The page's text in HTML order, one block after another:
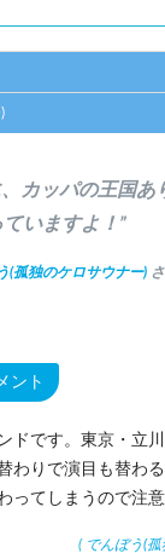
、カッパの王国あ
いますよ！”
(孤独のケロサウナー)
ント
ドです。東京・立
わりで演目も替わ
ってしまうので注意
( でんぼう(